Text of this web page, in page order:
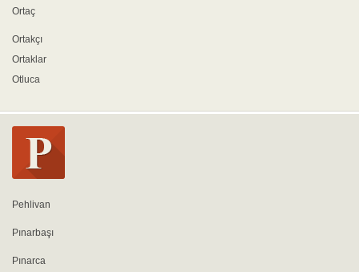
Ortaç
Ortakçı
Ortaklar
Otluca
Pehlivan
Pınarbaşı
Pınarca